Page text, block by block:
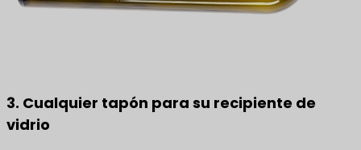
3. Cualquier tapón para su recipiente de
vidrio